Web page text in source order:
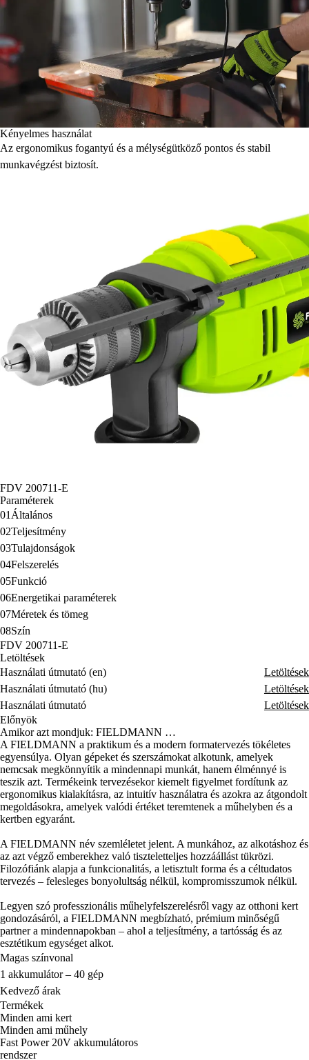
Kényelmes használat
Az ergonomikus fogantyú és a mélységütköző pontos és stabil
munkavégzést biztosít.
FDV 200711-E
Paraméterek
01 Általános
02Teljesítmény
03Tulajdonságok
04Felszerelés
05Funkció
06Energetikai paraméterek
07Méretek és tömeg
08Szín
FDV 200711-E
Letöltések
Használati útmutató (en)
Letöltések
Használati útmutató (hu)
Letöltések
Használati útmutató
Letöltések
Előnyök
Amikor azt mondjuk: FIELDMANN …
A FIELDMANN a praktikum és a modern formatervezés tökéletes
egyensúlya. Olyan gépeket és szerszámokat alkotunk, amelyek
nemcsak megkönnyítik a mindennapi munkát, hanem élménnyé is
teszik azt. Termékeink tervezésekor kiemelt figyelmet fordítunk az
ergonomikus kialakításra, az intuitív használatra és azokra az átgondolt
megoldásokra, amelyek valódi értéket teremtenek a műhelyben és a
kertben egyaránt.
A FIELDMANN név szemléletet jelent. A munkához, az alkotáshoz és
az azt végző emberekhez való tiszteletteljes hozzáállást tükrözi.
Filozófiánk alapja a funkcionalitás, a letisztult forma és a céltudatos
tervezés – felesleges bonyolultság nélkül, kompromisszumok nélkül.
Legyen szó professzionális műhelyfelszerelésről vagy az otthoni kert
gondozásáról, a FIELDMANN megbízható, prémium minőségű
partner a mindennapokban – ahol a teljesítmény, a tartósság és az
esztétikum egységet alkot.
Magas színvonal
1 akkumulátor – 40 gép
Kedvező árak
Termékek
Minden ami kert
Minden ami műhely
Fast Power 20V akkumulátoros
rendszer